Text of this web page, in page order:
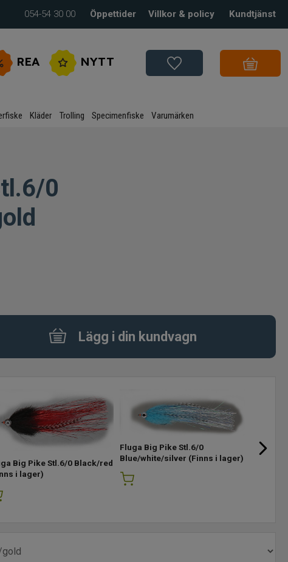
054-54 30 00 Öppettider Villkor & policy Kundtjänst
REA NYTT
Kläder Trolling Specimenfiske Varumärken
0
Lägg i din kundvagn
Big Pike Stl.6/0 Black/red
i lager)
Fluga Big Pike Stl.6/0
Blue/white/silver (Finns i lager)
Fluga